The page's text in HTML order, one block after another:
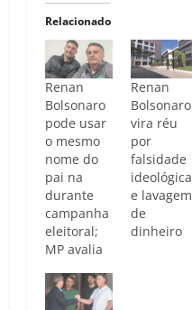
Relacionado
Renan
Bolsonaro
pode usar
o mesmo
nome do
pai na
durante
campanha
eleitoral;
MP avalia
Renan
Bolsonaro
vira réu
por
falsidade
ideológica
e lavagem
de
dinheiro